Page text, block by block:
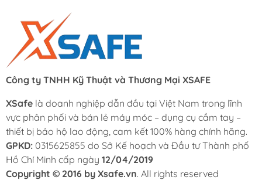
Công ty TNHH Kỹ Thuật và Thương Mại XSAFE
XSafe là doanh nghiệp dẫn đầu tại Việt Nam trong lĩnh
vực phân phối và bán lẻ máy móc – dụng cụ cầm tay –
thiết bị bảo hộ lao động, cam kết 100% hàng chính hãng.
GPKD: 0315625855 do Sở Kế hoạch và Đầu tư Thành phố
Hồ Chí Minh cấp ngày 12/04/2019
Copyright © 2016 by Xsafe.vn. All rights reserved